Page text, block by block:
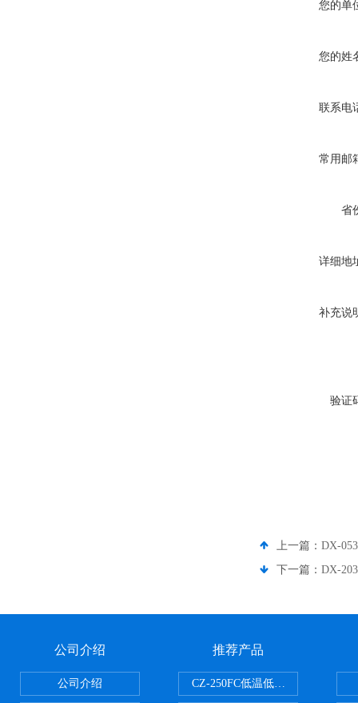
您的单
您的姓
联系电
常用邮
省
详细地
补充说
验证
上一篇： DX-
下一篇： DX-
公司介绍
公司介绍
推荐产品
CZ-250FC低温低湿种子储藏柜